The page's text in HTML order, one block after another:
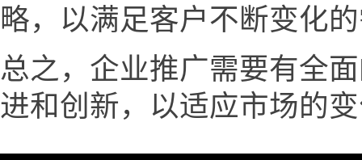
略，以满足客户不断变化
总之，企业推广需要有全
进和创新，以适应市场的